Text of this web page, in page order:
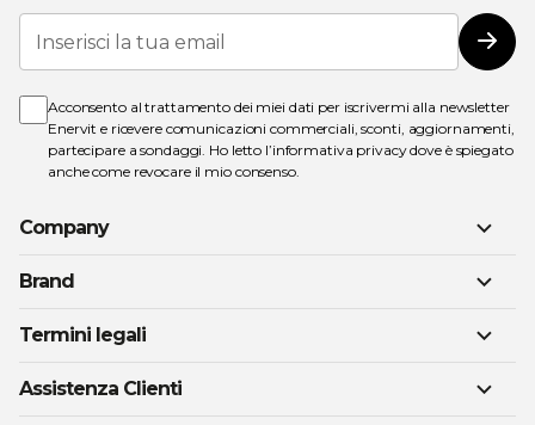
Iscriviti
alla
nostra
Acconsento al trattamento dei miei dati per iscrivermi alla newsletter
Enervit e ricevere comunicazioni commerciali, sconti, aggiornamenti,
partecipare a sondaggi. Ho letto l’informativa privacydove è spiegato
anche come revocare il mio consenso.
Company
Brand
Termini legali
Assistenza Clienti